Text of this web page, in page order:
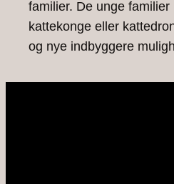
familier. De unge
kattekonge eller
og nye indbyggere